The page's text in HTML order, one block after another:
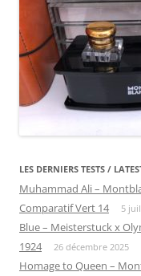
LES DERNIERS TESTS /
Muhammad Ali –
Comparatif Vert 14 5
Blue – Meisterstuck x
1924
26 décembre 2025
Homage to Queen –